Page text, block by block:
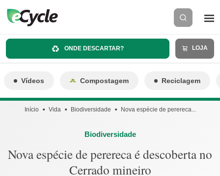
ONDE DESCARTAR? LOJA
Vídeos Compostagem Reciclagem
Início Vida Biodiversidade Nova espécie de perereca...
Biodiversidade
Nova espécie de perereca é descoberta no
Cerrado mineiro